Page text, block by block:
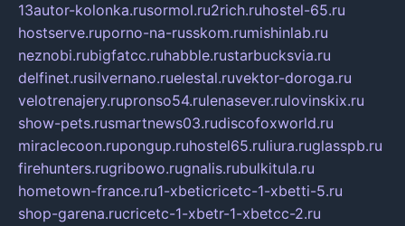
13autor-kolonka.rusormol.ru2rich.ruhostel-65.ru
hostserve.ruporno-na-russkom.rumishinlab.ru
neznobi.rubigfatcc.ruhabble.rustarbucksvia.ru
delfinet.rusilvernano.ruelestal.ruvektor-doroga.ru
velotrenajery.rupronso54.rulenasever.rulovinskix.ru
show-pets.rusmartnews03.rudiscofoxworld.ru
miraclecoon.rupongup.ruhostel65.ruliura.ruglasspb.ru
firehunters.rugribowo.rugnalis.rubulkitula.ru
hometown-france.ru1-xbeticricetc-1-xbetti-5.ru
shop-garena.rucricetc-1-xbetr-1-xbetcc-2.ru